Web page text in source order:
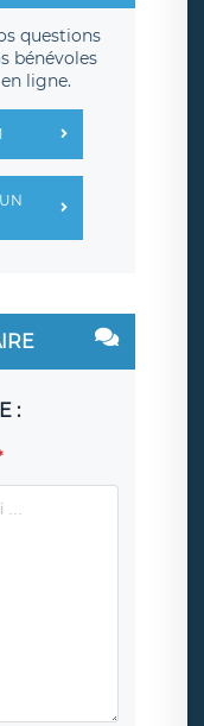
questions
bénévoles
ligne.
: